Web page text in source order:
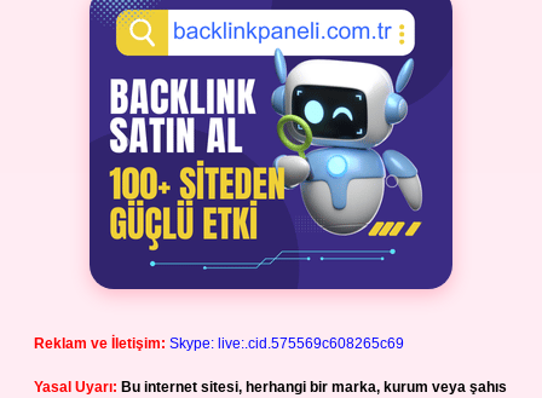
Reklam ve İletişim: Skype: live:.cid.575569c608265c69
Yasal Uyarı: Bu internet sitesi, herhangi bir marka, kurum veya şahıs